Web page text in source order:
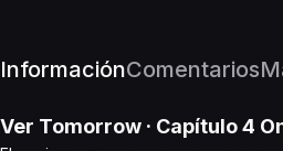
InformaciónComentarios
Ver Tomorrow · Capítulo4